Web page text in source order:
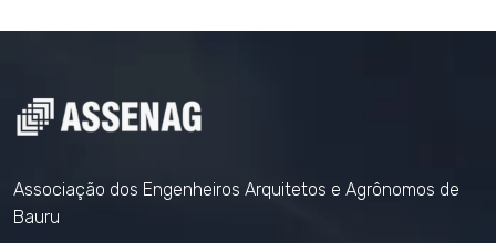
Associação dos Engenheiros Arquitetos e Agrônomos de
Bauru